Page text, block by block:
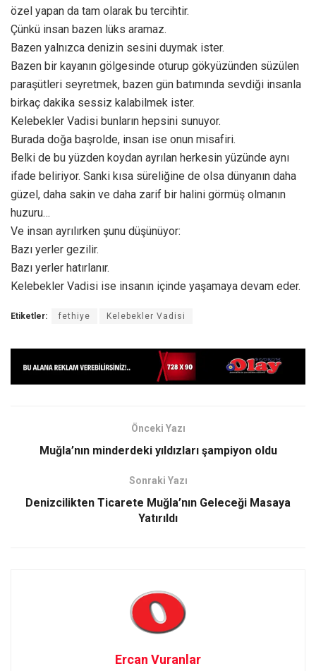
özel yapan da tam olarak bu tercihtir.
Çünkü insan bazen lüks aramaz.
Bazen yalnızca denizin sesini duymak ister.
Bazen bir kayanın gölgesinde oturup gökyüzünden süzülen
paraşütleri seyretmek, bazen gün batımında sevdiği insanla
birkaç dakika sessiz kalabilmek ister.
Kelebekler Vadisi bunların hepsini sunuyor.
Burada doğa başrolde, insan ise onun misafiri.
Belki de bu yüzden koydan ayrılan herkesin yüzünde aynı
ifade beliriyor. Sanki kısa süreliğine de olsa dünyanın daha
güzel, daha sakin ve daha zarif bir halini görmüş olmanın
huzuru…
Ve insan ayrılırken şunu düşünüyor:
Bazı yerler gezilir.
Bazı yerler hatırlanır.
Kelebekler Vadisi ise insanın içinde yaşamaya devam eder.
Etiketler: fethiye Kelebekler Vadisi
Önceki Yazı
Muğla’nın minderdeki yıldızları şampiyon oldu
Sonraki Yazı
Denizcilikten Ticarete Muğla’nın Geleceği Masaya
Yatırıldı
Ercan Vuranlar